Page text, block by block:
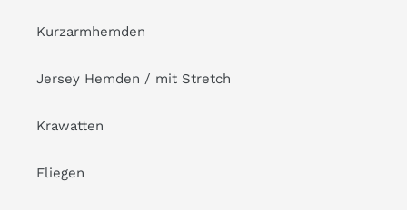
Kurzarmhemden
Jersey Hemden / mit Stretch
Krawatten
Fliegen